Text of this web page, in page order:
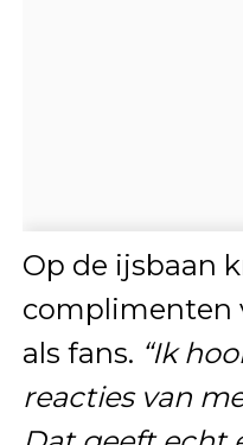
Op de ijsbaan
complimenten
als fans. “Ik
reacties van